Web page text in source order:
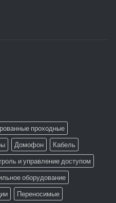
проходные
Домофон
Кабель
и управление доступом
оборудование
Переносимые